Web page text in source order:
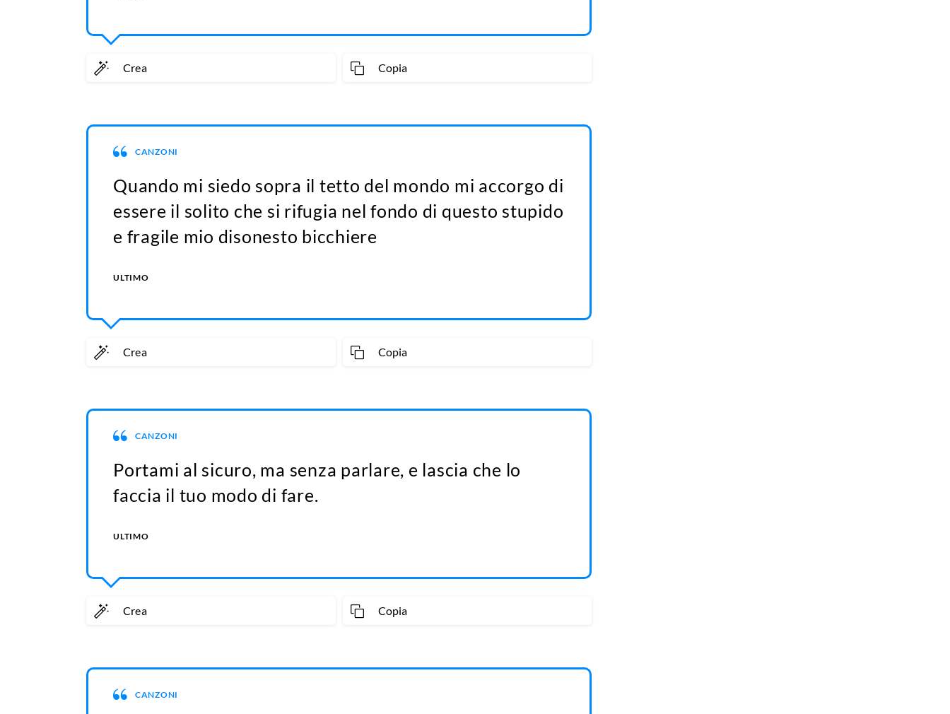
Crea Copia
CANZONI
Quando mi siedo sopra il tetto del mondo mi accorgo di
essere il solito che si rifugia nel fondo di questo stupido
e fragile mio disonesto bicchiere
ULTIMO
Crea Copia
CANZONI
Portami al sicuro, ma senza parlare, e lascia che lo
faccia il tuo modo di fare.
ULTIMO
Crea Copia
CANZONI